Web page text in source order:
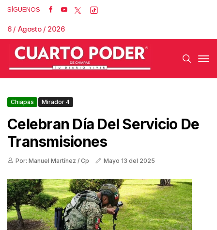
SÍGUENOS
6 / Agosto / 2026
Chiapas Mirador 4
Celebran Día Del Servicio De
Transmisiones
Por: Manuel Martínez / Cp Mayo 13 del 2025